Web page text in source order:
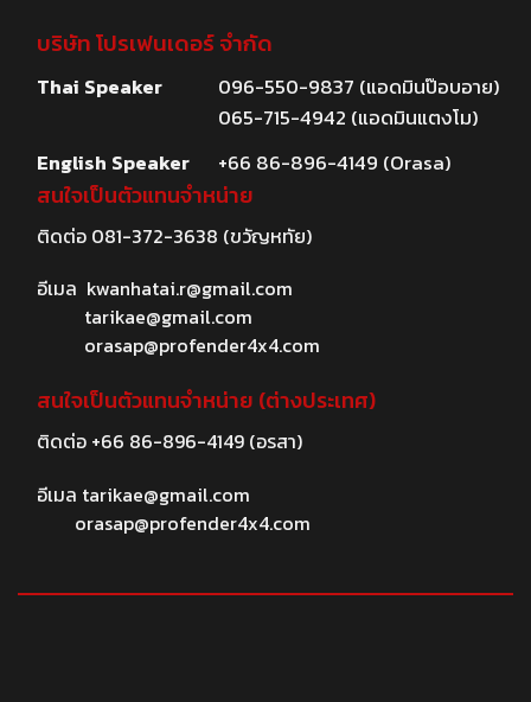
บริษัท โปรเฟนเดอร์ จำกัด
Thai Speaker
096-550-9837 (แอดมินป๊อบอาย)
065-715-4942 (แอดมินแตงโม)
English Speaker
+66 86-896-4149 (Orasa)
สนใจเป็นตัวแทนจำหน่าย
ติดต่อ 081-372-3638 (ขวัญหทัย)
อีเมล kwanhatai.r@gmail.com
tarikae@gmail.com
orasap@profender4x4.com
สนใจเป็นตัวแทนจำหน่าย (ต่างประเทศ)
ติดต่อ +66 86-896-4149(อรสา)
อีเมล tarikae@gmail.com
orasap@profender4x4.com